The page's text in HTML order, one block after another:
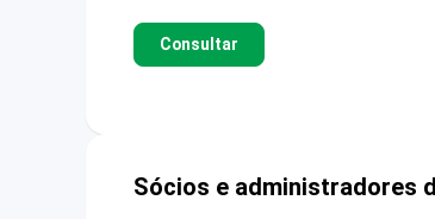
Consultar
Sócios e administradores